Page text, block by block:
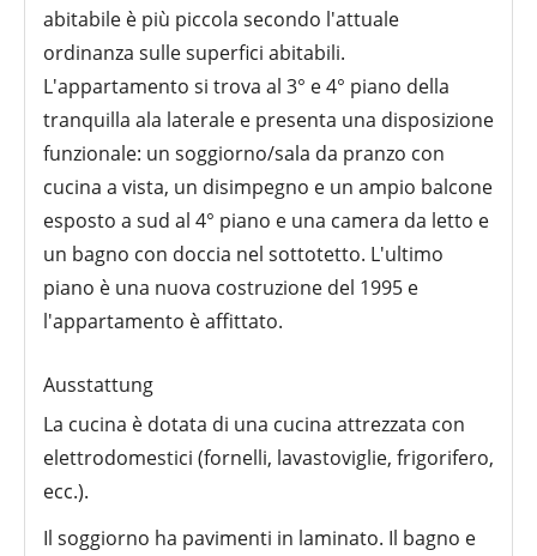
abitabile è più piccola secondo l'attuale
ordinanza sulle superfici abitabili.
L'appartamento si trova al 3° e 4° piano della
tranquilla ala laterale e presenta una disposizione
funzionale: un soggiorno/sala da pranzo con
cucina a vista, un disimpegno e un ampio balcone
esposto a sud al 4° piano e una camera da letto e
un bagno con doccia nel sottotetto. L'ultimo
piano è una nuova costruzione del 1995 e
l'appartamento è affittato.
Ausstattung
La cucina è dotata di una cucina attrezzata con
elettrodomestici (fornelli, lavastoviglie, frigorifero,
ecc.).
Il soggiorno ha pavimenti in laminato. Il bagno e